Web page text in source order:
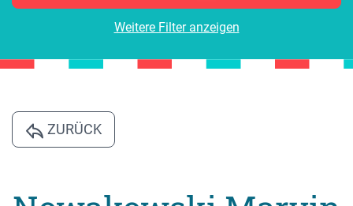
Weitere Filter anzeigen
ZURÜCK